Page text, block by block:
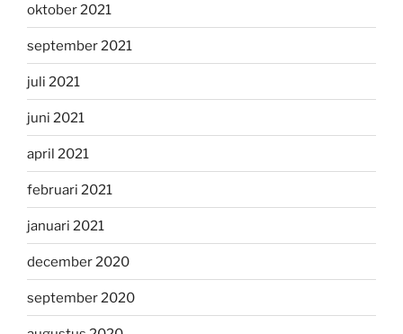
oktober 2021
september 2021
juli 2021
juni 2021
april 2021
februari 2021
januari 2021
december 2020
september 2020